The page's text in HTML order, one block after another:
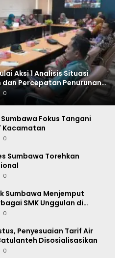
Aksi 1 Analisis Situasi
dan Percepatan Penurunan
2026
0
Fokus Tangani
Kacamatan
0
Sumbawa Torehkan
0
Sumbawa Menjemput
SMK Unggulan di
0
Penyesuaian Tarif Air
Disosialisasikan
0